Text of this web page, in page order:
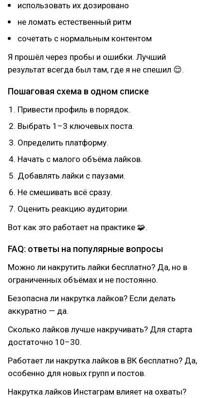
использовать их дозировано
не ломать естественный ритм
сочетать с нормальным контентом
Я прошёл через пробы и ошибки. Лучший
результат всегда был там, где я не спешил 😌.
Пошаговая схема в одном списке
Привести профиль в порядок.
Выбрать 1–3 ключевых поста.
Определить платформу.
Начать с малого объёма лайков.
Добавлять лайки с паузами.
Не смешивать всё сразу.
Оценить реакцию аудитории.
Вот как это работает на практике 🧩.
FAQ: ответы на популярные вопросы
Можно ли накрутить лайки бесплатно? Да, но в
ограниченных объёмах и не постоянно.
Безопасна ли накрутка лайков? Если делать
аккуратно — да.
Сколько лайков лучше накручивать? Для старта
достаточно 10–30.
Работает ли накрутка лайков в ВК бесплатно? Да,
особенно для новых групп и постов.
Накрутка лайков Инстаграм влияет на охваты?